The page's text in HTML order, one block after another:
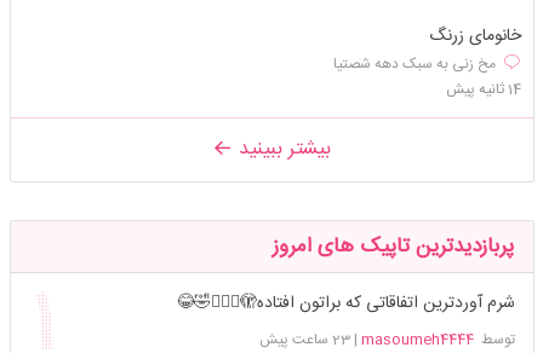
خانومای زرنگ
مخ زنی به سبک دهه شصتیا
14 ثانیه پیش
بیشتر ببینید
پربازدیدترین تاپیک های امروز
شرم آوردترین اتفاقاتی که براتون افتاده🫣🤦🏻‍♀️🤣😂
توسطmasoumeh4444
|23 ساعت پیش